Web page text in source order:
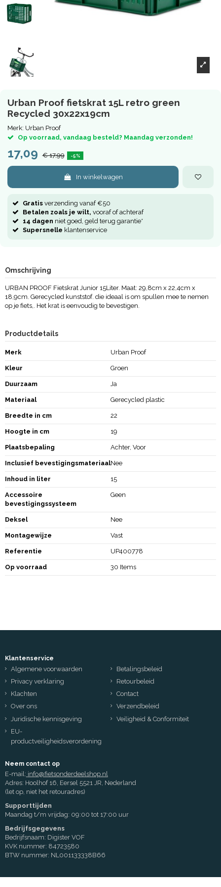
Urban Proof fietskrat 15L retro green
Recycled 30x22x19cm
Merk: Urban Proof
Op voorraad, vandaag besteld? Maandag verzonden!
17,09 € 17,99 -5%
In winkelwagen
Gratis verzending vanaf €50
Betalen zoals je wilt, vooraf of achteraf
14 dagen niet goed, geld terug garantie*
Supersnelle klantenservice
Omschrijving
URBAN PROOF Fietskrat Junior 15Liter. Maat: 29,8cm x 22,4cm x
18,9cm. Gerecycled kunststof. die ideaal is om spullen mee te nemen
op je fiets,. Het krat is eenvoudig te bevestigen.
Productdetails
Merk Urban Proof
Kleur Groen
Duurzaam Ja
Materiaal Gerecycled plastic
Breedte in cm 22
Hoogte in cm 19
Plaatsbepaling Achter, Voor
Inclusief bevestigingsmateriaalNee
Inhoud in liter 15
Accessoire
bevestigingssysteem
Geen
Deksel Nee
Montagewijze Vast
Referentie UP400778
Op voorraad 30 Items
Klantenservice
Algemene voorwaarden
Betalingsbeleid
Privacy verklaring
Retourbeleid
Klachten
Contact
Over ons
Verzendbeleid
Juridische kennisgeving
Veiligheid & Conformiteit
EU-
productveiligheidsverordening
Neem contact op
E-mail: info@fietsonderdeelshop.nl
Adres: Hoolhof 16, Eersel 5521 JR, Nederland
(let op, niet het retouradres)
Supporttijden
Maandag t/m vrijdag: 09:00 tot 17:00 uur
Bedrijfsgegevens
Bedrijfsnaam: Digister VOF
KVK nummer: 84723580
BTW nummer: NL001133338B66